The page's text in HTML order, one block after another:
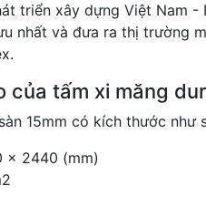
triển xây dựng Việt Nam
nhất và đưa ra thị trường
của tấm xi măng
15mm có kích thước như
x 2440 (mm)